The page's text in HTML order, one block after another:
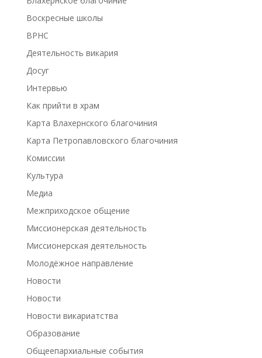
Воскресные школы
ВРНС
Деятельность викария
Досуг
Интервью
Как прийти в храм
Карта Влахернского благочиния
Карта Петропавловского благочиния
Комиссии
Культура
Медиа
Межприходское общение
Миссионерская деятельность
Миссионерская деятельность
Молодёжное направление
Новости
Новости
Новости викариатства
Образование
Общеепархиальные события